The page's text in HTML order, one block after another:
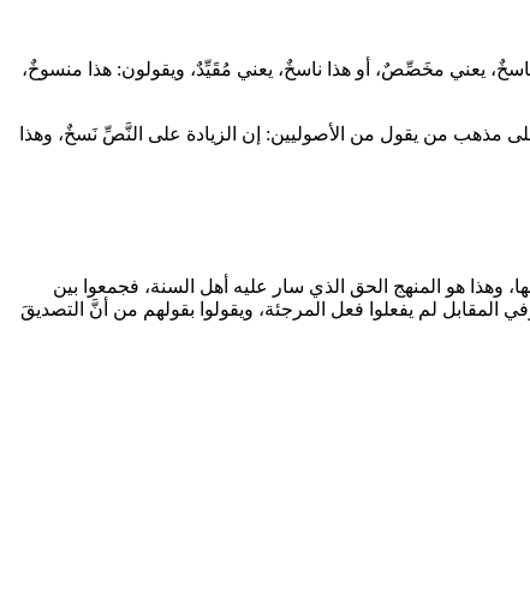
يعني مخَصِّصٌ، أو هذا ناسخٌ، يعني مُقَيِّدٌ، ويقولون: هذا منسوخٌ،
مذهب من يقول من الأصوليين: إن الزيادة على النَّصِّ نَسخٌ، وهذا
وهذا هو المنهج الحق الذي سار عليه أهل السنة، فجمعوا بين
لم يفعلوا فعل المرجئة، ويقولوا بقولهم من أنَّ التصديقَ